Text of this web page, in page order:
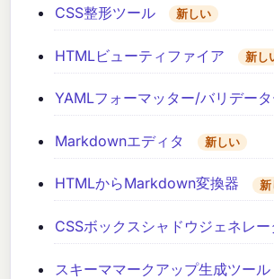
CSS整形ツール 新しい
HTMLビューティファイア 新し
YAMLフォーマッター/バリデー
Markdownエディタ 新しい
HTMLからMarkdown変換器 新
CSSボックスシャドウジェネレー
スキーママークアップ生成ツール